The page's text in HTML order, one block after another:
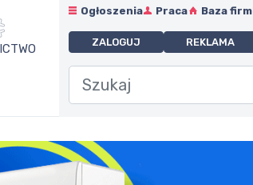
Ogłoszenia Praca Baza firm
ZALOGUJ REKLAMA